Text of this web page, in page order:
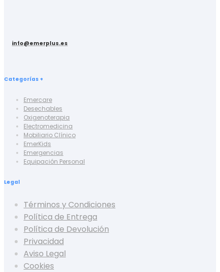
info@emerplus.es
Categorías +
Emercare
Desechables
Oxigenoterapia
Electromedicina
Mobiliario Clínico
EmerKids
Emergencias
Equipación Personal
Legal
Términos y Condiciones
Política de Entrega
Política de Devolución
Privacidad
Aviso Legal
Cookies